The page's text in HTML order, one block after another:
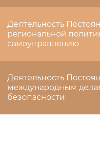
Деятельность
региональной
самоуправлению
Деятельность
международным
безопасности